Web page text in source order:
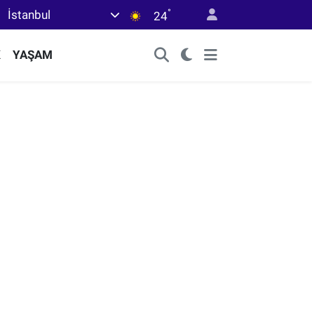
İstanbul 24°
YAŞAM